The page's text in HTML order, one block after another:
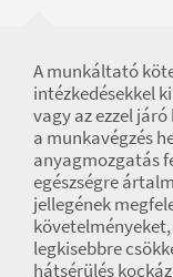
A munkáltató
intézkedésekkel
vagy az ezzel
a munkavégzés
anyagmozgatás
egészségre
jellegének
legkisebbre
hátsérülés